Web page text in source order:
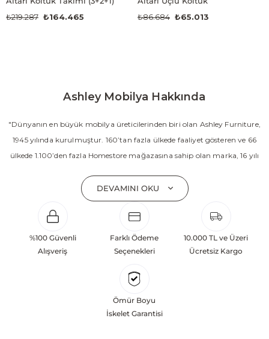
₺164.465
₺219.287
₺65.013
₺86.684
Ashley Mobilya Hakkında
"Dünyanın en büyük mobilya üreticilerinden biri olan Ashley Furniture,
1945 yılında kurulmuştur. 160’tan fazla ülkede faaliyet gösteren ve 66
ülkede 1.100’den fazla Homestore mağazasına sahip olan marka, 16 yılı
yatak odası, oturma odası, yemek odası, home ofis ve ev dekorasyon
aksesuarları dahil olmak üzere 20’den fazla ürün kategorisinde geniş bir
koleksiyon sunmaktadır. Sabit ve hareketli koltuklar, yataklar, bahçe
mobilyaları ve demonte ürün grupları ile ürün yelpazesini sürekli
geliştiren Ashley, güçlü ve verimli global altyapısı sayesinde dünya
başarılarına değil, aynı zamanda gelecekte yaratacağı değerlere
odaklanarak sürekli gelişimi temel yaklaşım olarak benimsemektedir.
Türkiye’deki yatırımları kapsamında, Kayseri Serbest Bölgesi’nde 100
DEVAMINI OKU
%100 Güvenli
Alışveriş
Farklı Ödeme
Seçenekleri
10.000 TL ve Üzeri
Ücretsiz Kargo
Ömür Boyu
İskelet Garantisi